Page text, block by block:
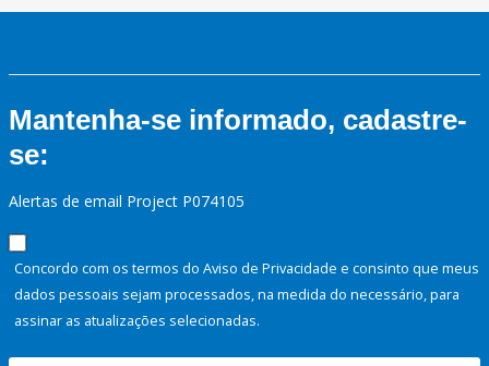
Mantenha-se informado, cadastre-
se:
Alertas de email Project P074105
Concordo com os termos do Aviso de Privacidade e consinto que meus
dados pessoais sejam processados, na medida do necessário, para
assinar as atualizações selecionadas.